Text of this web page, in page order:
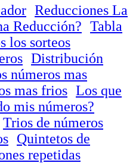
Reducciones La
Reducción? Tabla
los sorteos
Distribución
números mas
mas frios Los que
mis números?
Trios de números
Quintetos de
repetidas